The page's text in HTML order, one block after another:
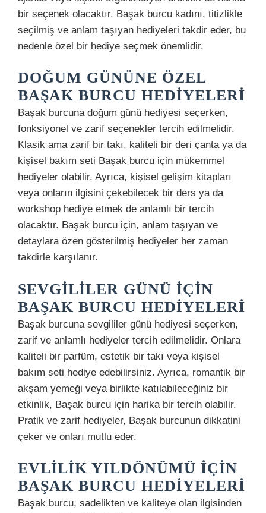
bir seçenek olacaktır. Başak burcu kadını, titizlikle
seçilmiş ve anlam taşıyan hediyeleri takdir eder, bu
nedenle özel bir hediye seçmek önemlidir.
DOĞUM GÜNÜNE ÖZEL
BAŞAK BURCU HEDIYELERI
Başak burcuna doğum günü hediyesi seçerken,
fonksiyonel ve zarif seçenekler tercih edilmelidir.
Klasik ama zarif bir takı, kaliteli bir deri çanta ya da
kişisel bakım seti Başak burcu için mükemmel
hediyeler olabilir. Ayrıca, kişisel gelişim kitapları
veya onların ilgisini çekebilecek bir ders ya da
workshop hediye etmek de anlamlı bir tercih
olacaktır. Başak burcu için, anlam taşıyan ve
detaylara özen gösterilmiş hediyeler her zaman
takdirle karşılanır.
SEVGILILER GÜNÜ İÇIN
BAŞAK BURCU HEDIYELERI
Başak burcuna sevgililer günü hediyesi seçerken,
zarif ve anlamlı hediyeler tercih edilmelidir. Onlara
kaliteli bir parfüm, estetik bir takı veya kişisel
bakım seti hediye edebilirsiniz. Ayrıca, romantik bir
akşam yemeği veya birlikte katılabileceğiniz bir
etkinlik, Başak burcu için harika bir tercih olabilir.
Pratik ve zarif hediyeler, Başak burcunun dikkatini
çeker ve onları mutlu eder.
EVLILIK YILDÖNÜMÜ İÇIN
BAŞAK BURCU HEDIYELERI
Başak burcu, sadelikten ve kaliteye olan ilgisinden